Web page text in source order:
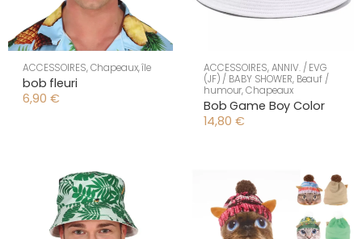
ACCESSOIRES,Chapeaux,île
bob fleuri
6,90 €
ACCESSOIRES,ANNIV. / EVG
(JF) / BABY SHOWER, Beauf /
humour,Chapeaux
Bob Game Boy Color
14,80 €